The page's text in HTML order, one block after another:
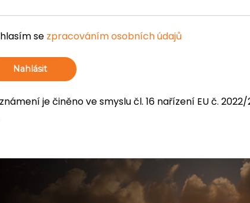
se zpracováním osobních údajů
Nahlásit
je činěno ve smyslu čl. 16 nařízení EU č.